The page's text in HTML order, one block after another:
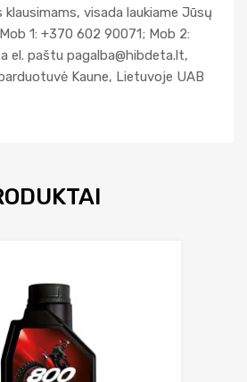
klausimams, visada laukiame Jūsų
1: +370 602 90071; Mob 2:
el. paštu pagalba@hibdeta.lt,
Kaune, Lietuvoje UAB